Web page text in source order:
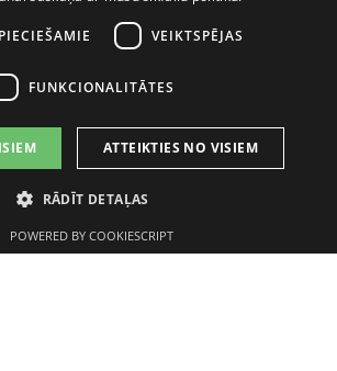
LIETOŠANAS NOTEIKUMI
UN NODOŠANA NEPILNGADĪGĀM
VEIKTSPĒJAS
FUNKCIONALITĀTES
ATTEIKTIES NO VISIEM
RĀDĪT DETAĻAS
POWERED BY COOKIESCRIPT